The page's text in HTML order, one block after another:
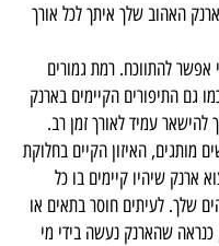
האהוב שלך איתך לכל אורך
להתווכח. רמת גמורים
גם התיפורים הקיימים בארנק
עמיד לאורך זמן רב.
מותגים, האיזון הקיים בחלוקת
ארנק שיהיו קיימים בו כל
שלך. לעיתים חוסר בתאים או
שהארנק נעשה בידי מי